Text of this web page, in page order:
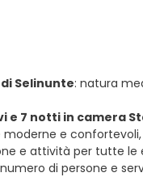
Selinunte: natura
e 7 notti in camera
e
e attività per tutte le
di persone e